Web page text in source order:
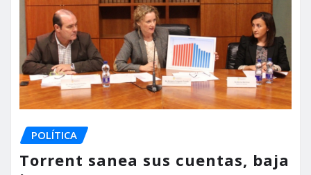
POLÍTICA
Torrent sanea sus cuentas, baja